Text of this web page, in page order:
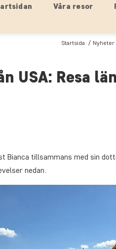
Våra resor
Startsida
USA: Resa
Bianca tillsammans med sin
nedan.